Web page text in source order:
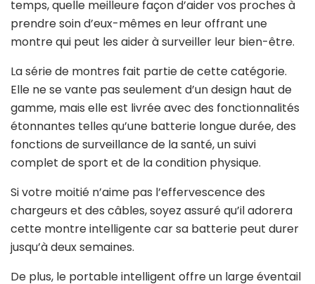
temps, quelle meilleure façon d’aider vos proches à
prendre soin d’eux-mêmes en leur offrant une
montre qui peut les aider à surveiller leur bien-être.
La série de montres fait partie de cette catégorie.
Elle ne se vante pas seulement d’un design haut de
gamme, mais elle est livrée avec des fonctionnalités
étonnantes telles qu’une batterie longue durée, des
fonctions de surveillance de la santé, un suivi
complet de sport et de la condition physique.
Si votre moitié n’aime pas l’effervescence des
chargeurs et des câbles, soyez assuré qu’il adorera
cette montre intelligente car sa batterie peut durer
jusqu’à deux semaines.
De plus, le portable intelligent offre un large éventail